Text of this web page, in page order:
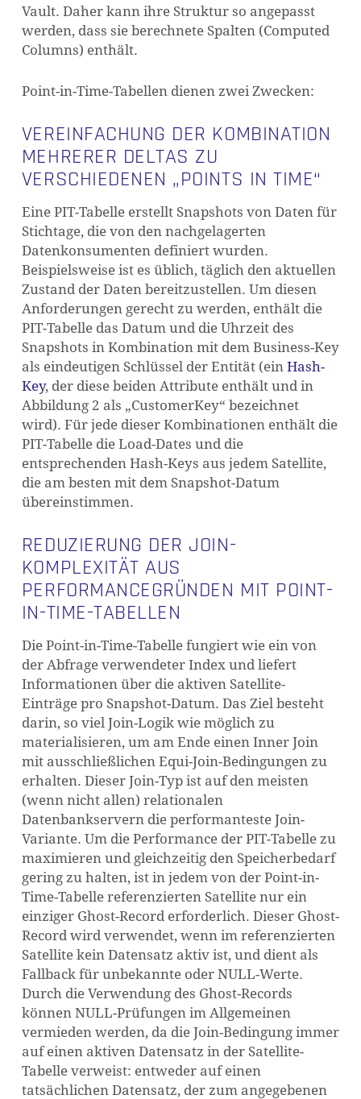
Vault. Daher kann ihre Struktur so angepasst
werden, dass sie berechnete Spalten (Computed
Columns) enthält.
Point-in-Time-Tabellen dienen zwei Zwecken:
VEREINFACHUNG DER KOMBINATION
MEHRERER DELTAS ZU
VERSCHIEDENEN „POINTS IN TIME“
Eine PIT-Tabelle erstellt Snapshots von Daten für
Stichtage, die von den nachgelagerten
Datenkonsumenten definiert wurden.
Beispielsweise ist es üblich, täglich den aktuellen
Zustand der Daten bereitzustellen. Um diesen
Anforderungen gerecht zu werden, enthält die
PIT-Tabelle das Datum und die Uhrzeit des
Snapshots in Kombination mit dem Business-Key
als eindeutigen Schlüssel der Entität (ein Hash-
Key, der diese beiden Attribute enthält und in
Abbildung 2 als „CustomerKey“ bezeichnet
wird). Für jede dieser Kombinationen enthält die
PIT-Tabelle die Load-Dates und die
entsprechenden Hash-Keys aus jedem Satellite,
die am besten mit dem Snapshot-Datum
übereinstimmen.
REDUZIERUNG DER JOIN-
KOMPLEXITÄT AUS
PERFORMANCEGRÜNDEN MIT POINT-
IN-TIME-TABELLEN
Die Point-in-Time-Tabelle fungiert wie ein von
der Abfrage verwendeter Index und liefert
Informationen über die aktiven Satellite-
Einträge pro Snapshot-Datum. Das Ziel besteht
darin, so viel Join-Logik wie möglich zu
materialisieren, um am Ende einen Inner Join
mit ausschließlichen Equi-Join-Bedingungen zu
erhalten. Dieser Join-Typ ist auf den meisten
(wenn nicht allen) relationalen
Datenbankservern die performanteste Join-
Variante. Um die Performance der PIT-Tabelle zu
maximieren und gleichzeitig den Speicherbedarf
gering zu halten, ist in jedem von der Point-in-
Time-Tabelle referenzierten Satellite nur ein
einziger Ghost-Record erforderlich. Dieser Ghost-
Record wird verwendet, wenn im referenzierten
Satellite kein Datensatz aktiv ist, und dient als
Fallback für unbekannte oder NULL-Werte.
Durch die Verwendung des Ghost-Records
können NULL-Prüfungen im Allgemeinen
vermieden werden, da die Join-Bedingung immer
auf einen aktiven Datensatz in der Satellite-
Tabelle verweist: entweder auf einen
tatsächlichen Datensatz, der zum angegebenen